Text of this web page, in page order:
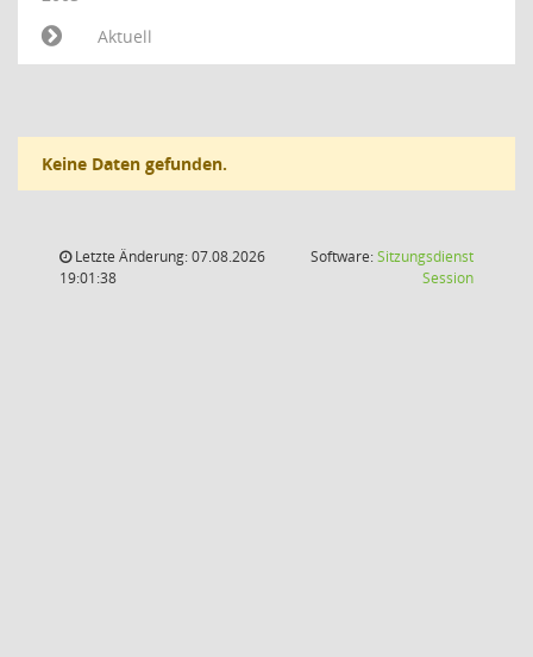
Aktuell
Keine Daten gefunden.
Letzte Änderung: 07.08.2026
19:01:38
Software:Sitzungsdienst
Session(Wird in